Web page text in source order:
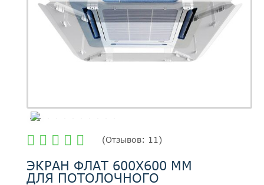
(Отзывов: 11 )
ЭКРАН ФЛАТ 600Х600 ММ
ДЛЯ ПОТОЛОЧНОГО